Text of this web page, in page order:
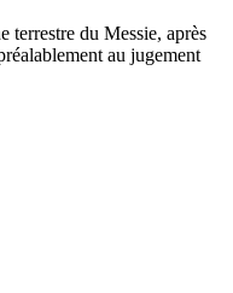
terrestre du Messie, après
au jugement